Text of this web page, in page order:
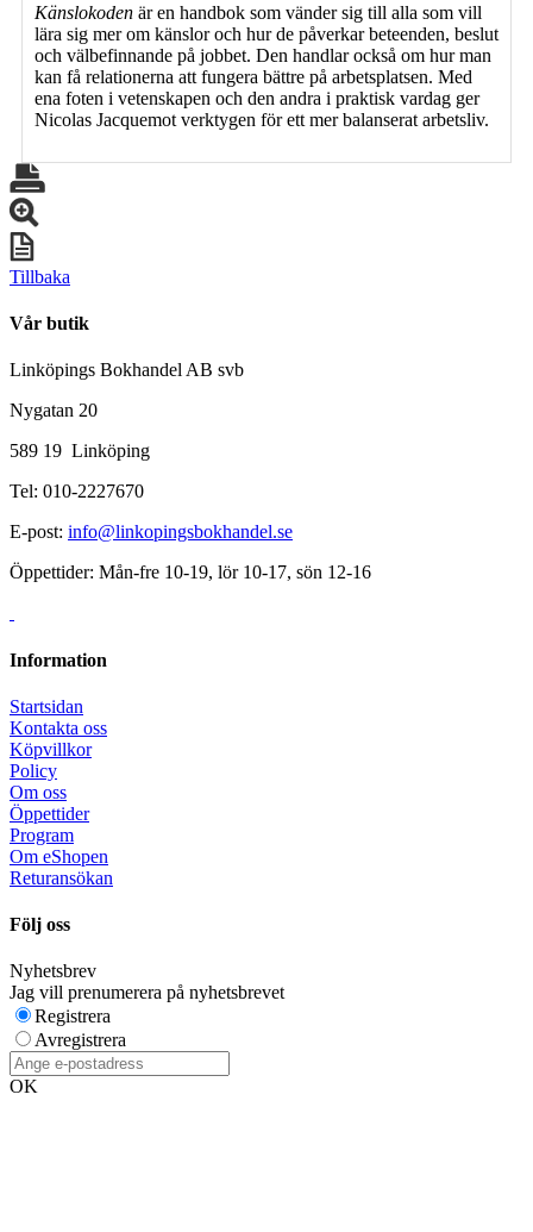
Känslokoden är en handbok som vänder sig till alla som vill
lära sig mer om känslor och hur de påverkar beteenden, beslut
och välbefinnande på jobbet. Den handlar också om hur man
kan få relationerna att fungera bättre på arbetsplatsen. Med
ena foten i vetenskapen och den andra i praktisk vardag ger
Nicolas Jacquemot verktygen för ett mer balanserat arbetsliv.
Tillbaka
Vår butik
Linköpings Bokhandel AB svb
Nygatan 20
589 19 Linköping
Tel: 010-2227670
E-post: info@linkopingsbokhandel.se
Öppettider: Mån-fre 10-19, lör 10-17, sön 12-16
Information
Startsidan
Kontakta oss
Köpvillkor
Policy
Om oss
Öppettider
Program
Om eShopen
Returansökan
Följ oss
Nyhetsbrev
Jag vill prenumerera på nyhetsbrevet
Registrera
Avregistrera
OK